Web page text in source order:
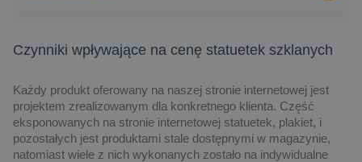
Czynniki wpływające na cenę statuetek szklanych
Każdy produkt oferowany na naszej stronie internetowej jest
projektem zrealizowanym dla konkretnego klienta. Część
eksponowanych na stronie internetowej statuetek, plakiet, i
pozostałych jest produktami stale dostępnymi w magazynie,
natomiast wiele z nich wykonanych zostało na indywidualne